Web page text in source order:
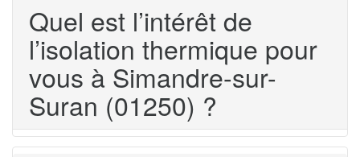
Quel est l’intérêt de
l’isolation thermique pour
vous à Simandre-sur-
Suran (01250) ?